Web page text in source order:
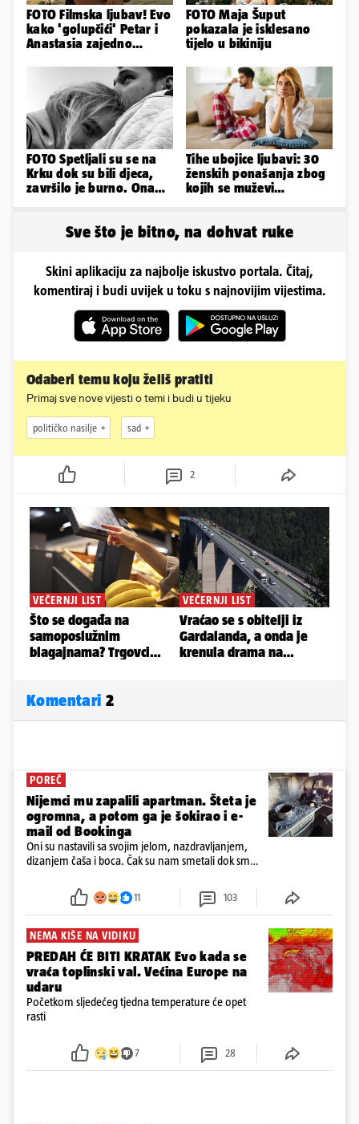
FOTO Filmska ljubav! Evo
kako 'golupčići' Petar i
Anastasia zajedno
FOTO Maja Šuput
pokazala je isklesano
tijelo u bikiniju
FOTO Spetljali su se na
Krku dok su bili djeca,
završilo je burno. Ona
Tihe ubojice ljubavi: 30
ženskih ponašanja zbog
kojih se muževi
Sve što je bitno, na dohvat ruke
Skini aplikaciju za najbolje iskustvo portala. Čitaj,
komentiraj i budi uvijek u toku s najnovijim vijestima.
Odaberi temu koju želiš pratiti
Primaj sve nove vijesti o temi i budi u tijeku
političko nasilje sad
2
Komentari 2
POREČ
Nijemci mu zapalili apartman. Šteta je
ogromna, a potom ga je šokirao i e-
mail od Bookinga
Oni su nastavili sa svojim jelom, nazdravljanjem,
dizanjem čaša i boca. Čak su nam smetali dok smo
požar, rekao je vlasnik
11 103
NEMA KIŠE NA VIDIKU
PREDAH ĆE BITI KRATAK Evo kada se
vraća toplinski val. Većina Europe na
udaru
Početkom sljedećeg tjedna temperature će opet
rasti
7 28